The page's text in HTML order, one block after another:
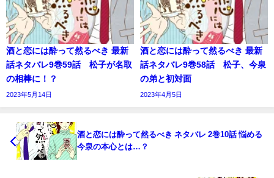
酒と恋には酔って然るべき 最新
話ネタバレ9巻59話 松子が名取
の相棒に！？
2023年5月14日
酒と恋には酔って然るべき 最新
話ネタバレ9巻58話 松子、今泉
の弟と初対面
2023年4月5日
酒と恋には酔って然るべき ネタバレ 2巻10話 悩める
今泉の本心とは…？